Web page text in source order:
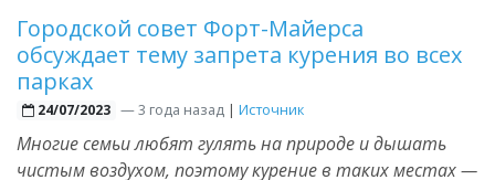
Городской совет Форт-Майерса
обсуждает тему запрета курения во всех
парках
24/07/2023 —3 года назад | Источник
Многие семьи любят гулять на природе и дышать
чистым воздухом, поэтому курение в таких местах —